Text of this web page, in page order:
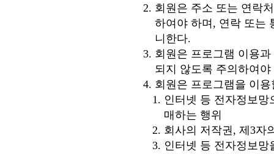
회원은 주소 또는 연락
하여야 하며, 연락 또는
니한다.
회원은 프로그램 이용
되지 않도록 주의하여야
회원은 프로그램을 이
인터넷 등 전자정보
매하는 행위
회사의 저작권, 제3자
인터넷 등 전자정보